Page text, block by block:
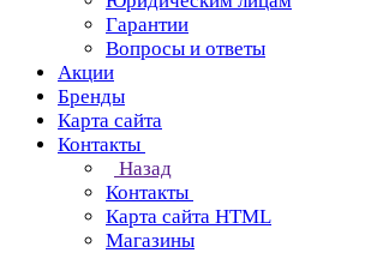
Гарантии
Вопросы и ответы
Акции
Бренды
Карта сайта
Контакты
Назад
Контакты
Карта сайта HTML
Магазины